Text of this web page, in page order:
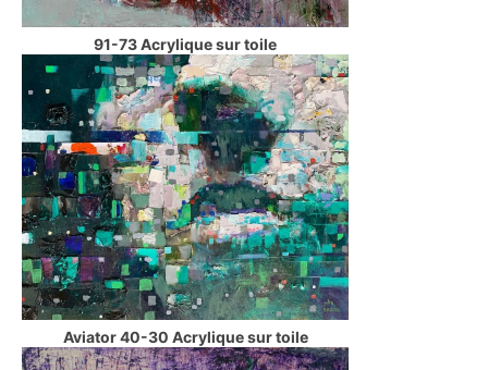
91-73 Acrylique sur toile
Aviator 40-30 Acrylique sur toile